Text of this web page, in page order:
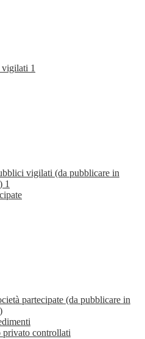
1
vigilati (da pubblicare in
1
partecipate (da pubblicare in
controllati